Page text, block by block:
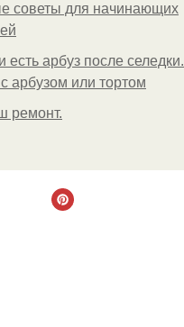
советы для начинающих
есть арбуз после селедки.
арбузом или тортом
ремoнт.